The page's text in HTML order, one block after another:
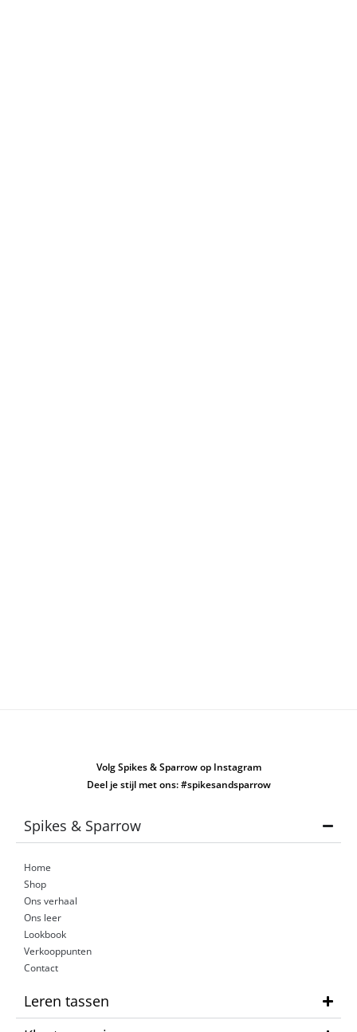
Volg Spikes & Sparrow op Instagram
Deel je stijl met ons: #spikesandsparrow
Spikes & Sparrow
Home
Shop
Ons verhaal
Ons leer
Lookbook
Verkooppunten
Contact
Leren tassen